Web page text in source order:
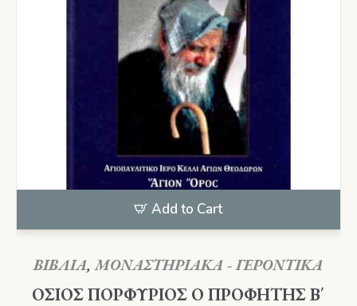
Add to Cart
ΒΙΒΛΙΑ,ΜΟΝΑΣΤΗΡΙΑΚΑ - ΓΕΡΟΝΤΙΚΑ
ΟΣΙΟΣ ΠΟΡΦΥΡΙΟΣ Ο ΠΡΟΦΗΤΗΣ Β΄